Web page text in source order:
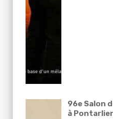
96e Salon
à Pontarlier